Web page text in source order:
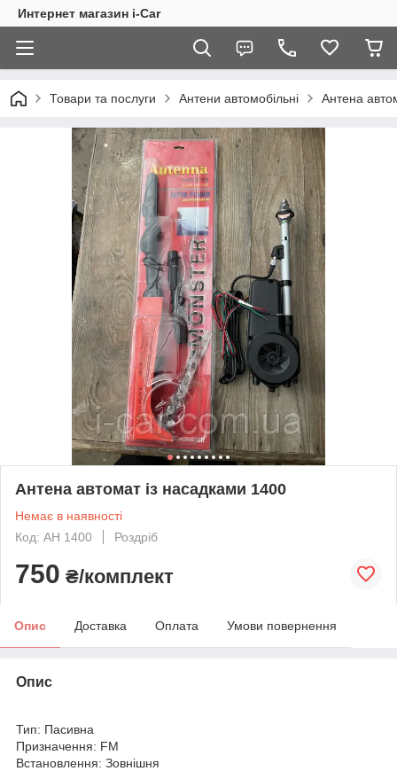
Интернет магазин i-Car
Товари та послуги Антени автомобільні Антена
Антена автомат із насадками 1400
Немає в наявності
Код: АН 1400
Роздріб
750 ₴/комплект
Опис Доставка Оплата Умови повернення
Опис
Тип: Пасивна
Призначення: FM
Встановлення: Зовнішня